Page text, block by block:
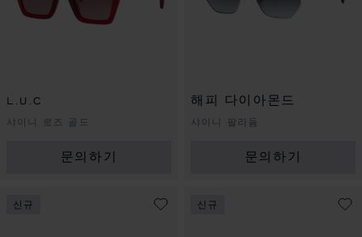
L.U.C
샤이니 로즈 골드
문의하기
해피 다이아몬드
샤이니 팔라듐
문의하기
신규 신규